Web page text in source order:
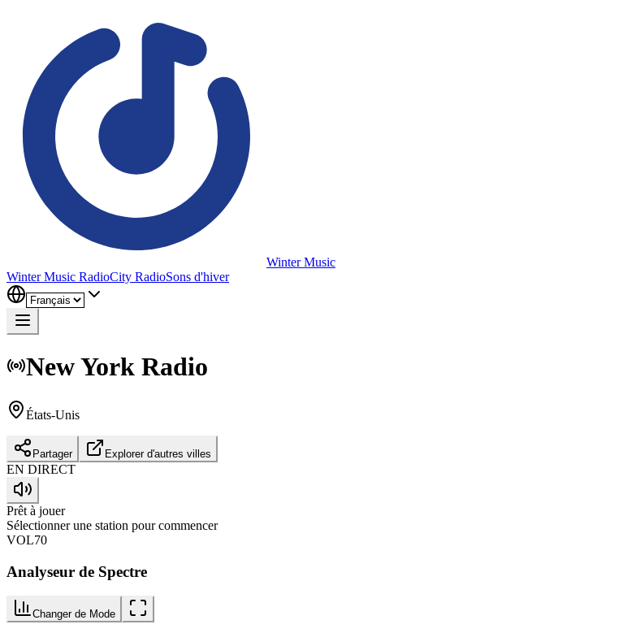
Winter Music
Winter Music RadioCity RadioSons d'hiver
New York Radio
États-Unis
Partager Explorer d'autres villes
EN DIRECT
Prêt à jouer
Sélectionner une station pour commencer
VOL70
Analyseur de Spectre
Changer de Mode